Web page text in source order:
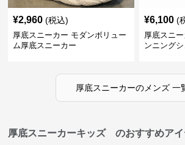
¥2,960 (税込)
厚底スニーカー モダンボリュー
ム厚底スニーカー
¥6,100 (
厚底スニ
ンニング
厚底スニーカーのメンズ 一
厚底スニーカーキッズ のおすすめアイ